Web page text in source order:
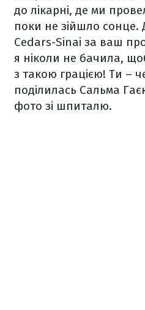
до лікарні, де ми
поки не зійшло сонце.
Cedars-Sinai за ваш
я ніколи не бачила,
з такою грацією! Ти –
поділилась Сальма
фото зі шпиталю.